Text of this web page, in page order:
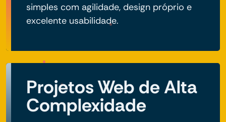
simples com agilidade, design próprio e
excelente usabilidade.
Projetos Web de Alta
Complexidade